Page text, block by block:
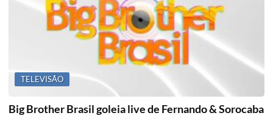
TELEVISÃO
Big Brother Brasil goleia live de Fernando & Sorocaba